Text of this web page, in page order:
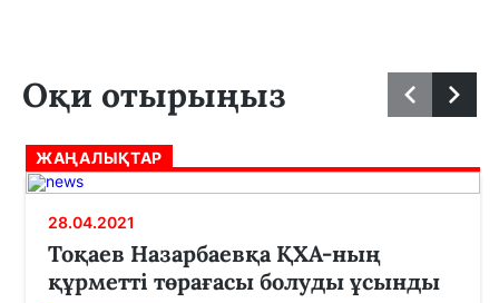
Оқи отырыңыз
ЖАҢАЛЫҚТАР
28.04.2021
Тоқаев Назарбаевқа ҚХА-ның
құрметті төрағасы болуды ұсынды